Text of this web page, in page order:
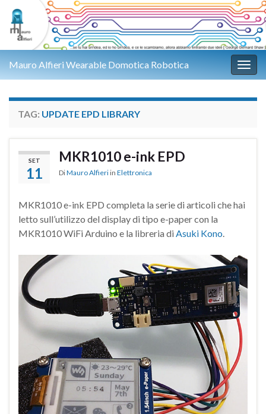
Mauro Alfieri Wearable Domotica Robotica
TAG: UPDATE EPD LIBRARY
SET
11
MKR1010 e-ink EPD
DiMauro Alfieri in Elettronica
MKR1010 e-ink EPD completa la serie di articoli che hai
letto sull’utilizzo del display di tipo e-paper con la
MKR1010 WiFi Arduino e la libreria di Asuki Kono.